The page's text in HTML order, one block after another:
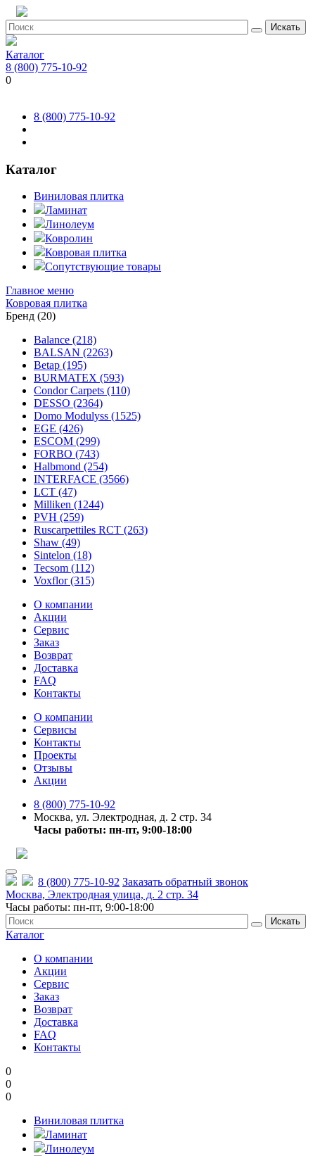
Искать
Каталог
8 (800) 775-10-92
0
8 (800) 775-10-92
Каталог
Виниловая плитка
Ламинат
Линолеум
Ковролин
Ковровая плитка
Сопутствующие товары
Главное меню
Ковровая плитка
Бренд (20)
Balance (218)
BALSAN (2263)
Betap (195)
BURMATEX (593)
Condor Carpets (110)
DESSO (2364)
Domo Modulyss (1525)
EGE (426)
ESCOM (299)
FORBO (743)
Halbmond (254)
INTERFACE (3566)
LCT (47)
Milliken (1244)
PVH (259)
Ruscarpettiles RCT (263)
Shaw (49)
Sintelon (18)
Tecsom (112)
Voxflor (315)
О компании
Акции
Сервис
Заказ
Возврат
Доставка
FAQ
Контакты
О компании
Сервисы
Контакты
Проекты
Отзывы
Акции
8 (800) 775-10-92
Москва, ул. Электродная, д. 2 стр. 34
Часы работы: пн-пт, 9:00-18:00
8 (800) 775-10-92 Заказать обратный звонок
Москва, Электродная улица, д. 2 стр. 34
Часы работы: пн-пт, 9:00-18:00
Искать
Каталог
О компании
Акции
Сервис
Заказ
Возврат
Доставка
FAQ
Контакты
0
0
0
Виниловая плитка
Ламинат
Линолеум